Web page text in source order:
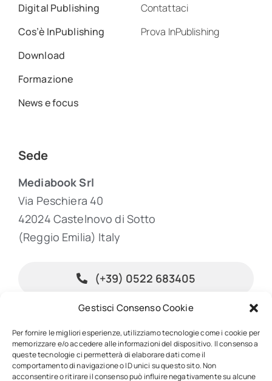
Gestisci Consenso Cookie
Per fornire le migliori esperienze, utilizziamo tecnologie come i cookie per
memorizzare e/o accedere alle informazioni del dispositivo. Il consenso a
queste tecnologie ci permetterà di elaborare dati come il
comportamento di navigazione o ID unici su questo sito. Non
acconsentire o ritirare il consenso può influire negativamente su alcune
Digital Publishing
Cos’è InPublishing
Download
Formazione
News e focus
Contattaci
Prova InPublishing
Sede
Mediabook Srl
Via Peschiera 40
42024 Castelnovo di Sotto
(Reggio Emilia) Italy
(+39) 0522 683405